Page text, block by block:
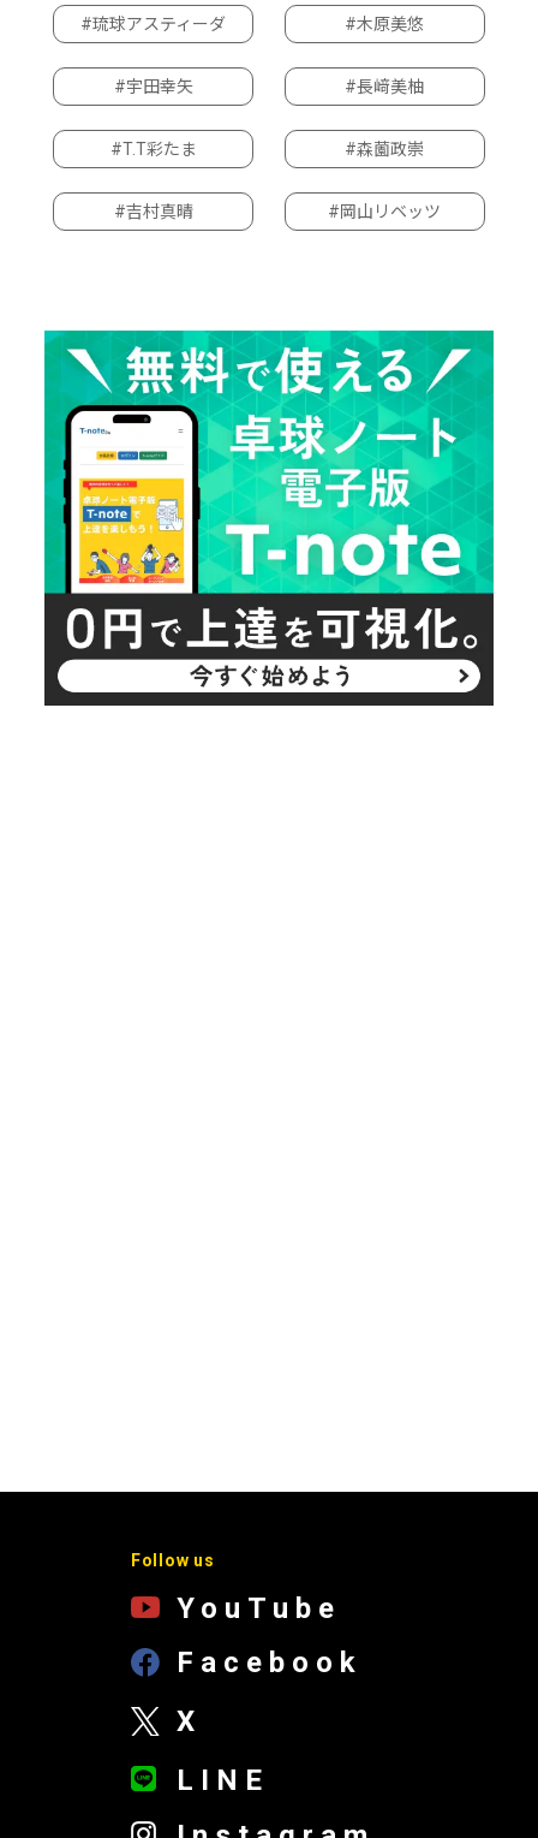
#琉球アスティーダ #木原美悠
#宇田幸矢 #長﨑美柚
#T.T彩たま #森薗政崇
#吉村真晴 #岡山リベッツ
Follow us
YouTube
Facebook
X
LINE